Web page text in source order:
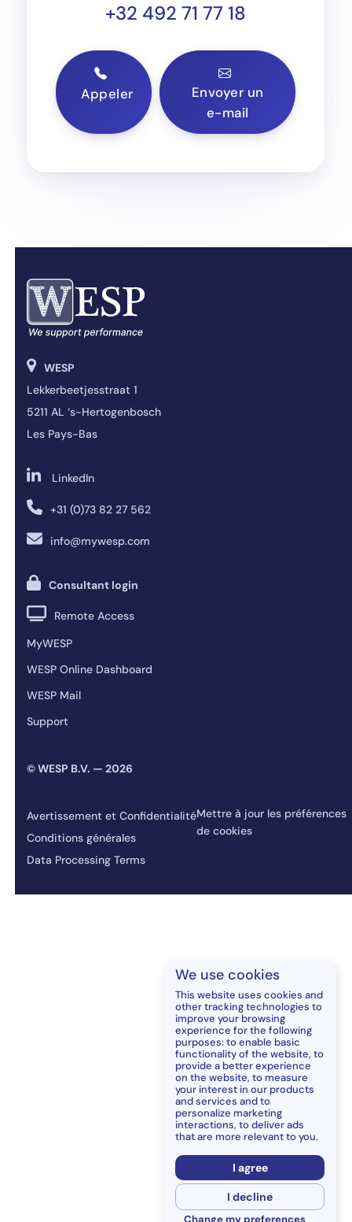
We use cookies
This website uses cookies and
other tracking technologies to
improve your browsing
experience for the following
purposes:to enable basic
functionality of the website, to
provide a better experience
on the website, to measure
your interest in our products
and services and to
personalize marketing
interactions, to deliver ads
that are more relevant to you.
I agree
I decline
Change my preferences
+32 492 71 77 18
Appeler
Envoyer un
e-mail
WESP
Lekkerbeetjesstraat 1
5211 AL ‘s-Hertogenbosch
Les Pays-Bas
LinkedIn
+31 (0)73 82 27 562
info@mywesp.com
Consultant login
Remote Access
MyWESP
WESP Online Dashboard
WESP Mail
Support
© WESP B.V. — 2026
Avertissement et Confidentialité
Conditions générales
Data Processing Terms
Mettre à jour les préférences
de cookies